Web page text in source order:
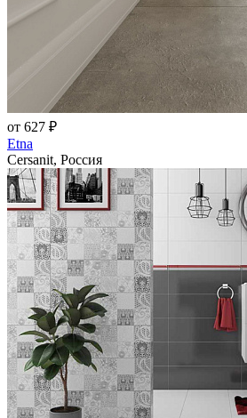
от 627 ₽
Etna
Cersanit, Россия